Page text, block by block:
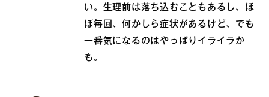
い。生理前は落ち込むこともあるし、ほ
ぼ毎回、何かしら症状があるけど、でも
一番気になるのはやっぱりイライラか
も。